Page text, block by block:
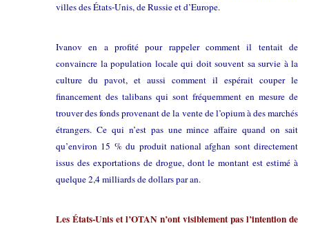
villes des États-Unis, de Russie et d’Europe.
Ivanov en a profité pour rappeler comment il tentait de
convaincre la population locale qui doit souvent sa survie à la
culture du pavot, et aussi comment il espérait couper le
financement des talibans qui sont fréquemment en mesure de
trouver des fonds provenant de la vente de l’opium à des marchés
étrangers. Ce qui n’est pas une mince affaire quand on sait
qu’environ 15 % du produit national afghan sont directement
issus des exportations de drogue, dont le montant est estimé à
quelque 2,4 milliards de dollars par an.
Les États-Unis et l’OTAN n’ont visiblement pas l’intention de